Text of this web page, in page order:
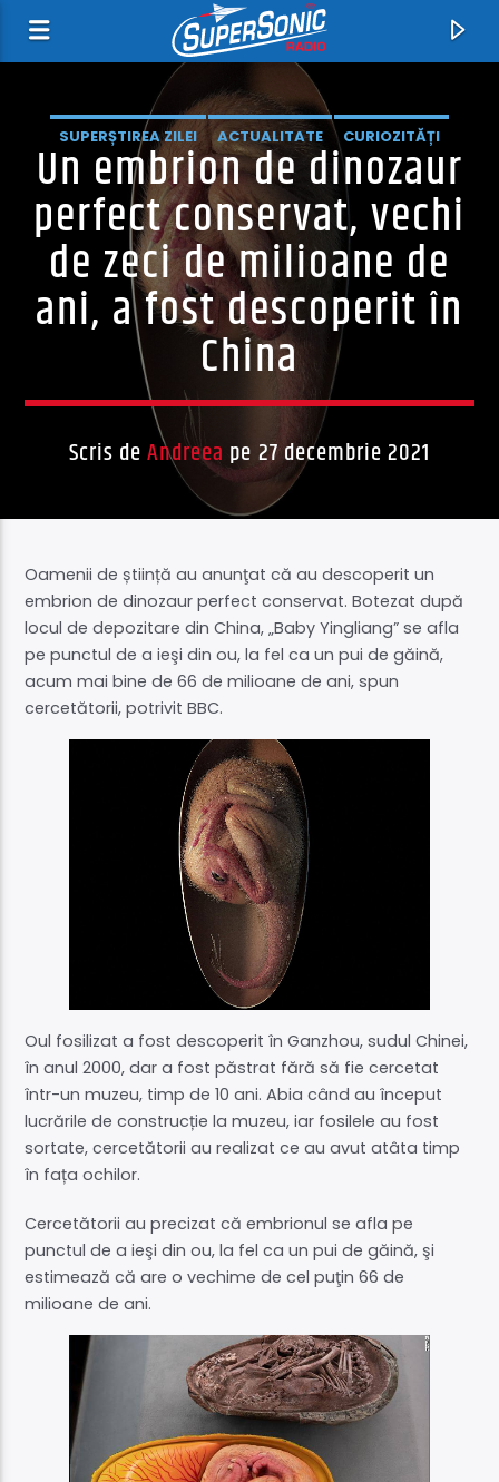
Lost in the Night
Midland
Acum
04:00 07:00
Supersonic Live
SUPERȘTIREA ZILEI ACTUALITATE
CURIOZITĂȚI
EXTERNE
ȘTIRI
Un embrion de dinozaur
perfect conservat, vechi
de zeci de milioane de
ani, a fost descoperit în
China
Scris deAndreea pe 27 decembrie 2021
Oamenii de știință au anunţat că au descoperit un
embrion de dinozaur perfect conservat. Botezat după
locul de depozitare din China, „Baby Yingliang” se afla
pe punctul de a ieşi din ou, la fel ca un pui de găină,
acum mai bine de 66 de milioane de ani, spun
cercetătorii, potrivit BBC.
Oul fosilizat a fost descoperit în Ganzhou, sudul Chinei,
în anul 2000, dar a fost păstrat fără să fie cercetat
într-un muzeu, timp de 10 ani. Abia când au început
lucrările de construcție la muzeu, iar fosilele au fost
sortate, cercetătorii au realizat ce au avut atâta timp
în fața ochilor.
Cercetătorii au precizat că embrionul se afla pe
punctul de a ieşi din ou, la fel ca un pui de găină, şi
estimează că are o vechime de cel puţin 66 de
milioane de ani.